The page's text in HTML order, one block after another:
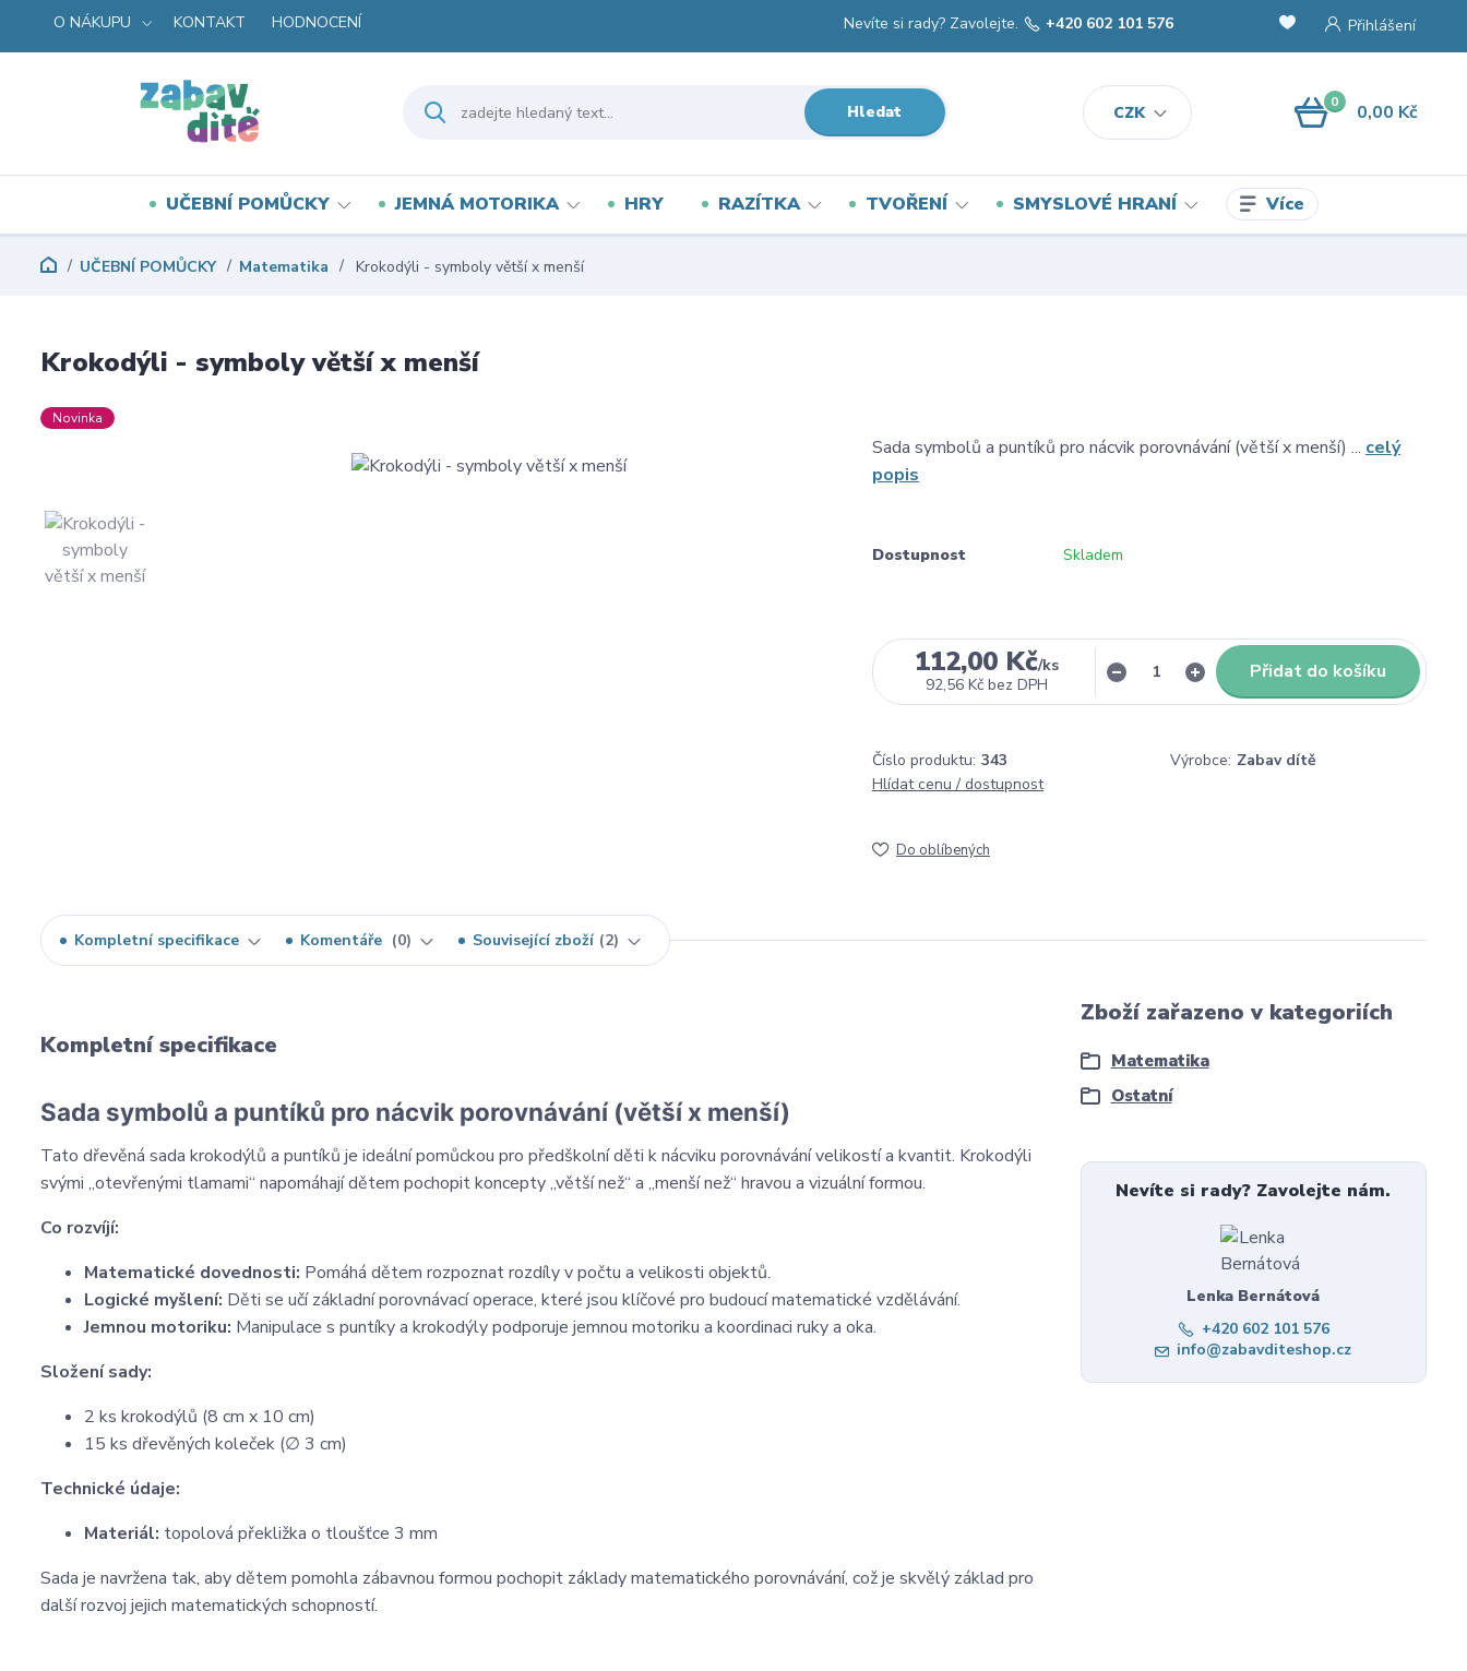
O NÁKUPU KONTAKT HODNOCENÍ
CZK
Přihlášení
Hledat
Nevíte si rady? Zavolejte. +420 602 101 576
0 0,00 Kč
UČEBNÍ POMŮCKY JEMNÁ MOTORIKA HRY RAZÍTKA TVOŘENÍ SMYSLOVÉ HRANÍ Více
UČEBNÍ POMŮCKY Matematika Krokodýli - symboly větší x menší
Krokodýli - symboly větší x menší
Novinka
Sada symbolů a puntíků pro nácvik porovnávání (větší x menší) ... celý
popis
Dostupnost Skladem
112,00 Kč/ks
92,56 Kč bez DPH
Přidat do košíku
Číslo produktu: 343 Výrobce: Zabav dítě
Hlídat cenu / dostupnost
Do oblíbených
Kompletní specifikace Komentáře 0 Související zboží 2
Kompletní specifikace
Sada symbolů a puntíků pro nácvik porovnávání (větší x menší)
Tato dřevěná sada krokodýlů a puntíků je ideální pomůckou pro předškolní děti k nácviku porovnávání velikostí a kvantit. Krokodýli
svými „otevřenými tlamami“ napomáhají dětem pochopit koncepty „větší než“ a „menší než“ hravou a vizuální formou.
Co rozvíjí:
Matematické dovednosti: Pomáhá dětem rozpoznat rozdíly v počtu a velikosti objektů.
Logické myšlení: Děti se učí základní porovnávací operace, které jsou klíčové pro budoucí matematické vzdělávání.
Jemnou motoriku: Manipulace s puntíky a krokodýly podporuje jemnou motoriku a koordinaci ruky a oka.
Složení sady:
2 ks krokodýlů (8 cm x 10 cm)
15 ks dřevěných koleček (∅ 3 cm)
Technické údaje:
Materiál: topolová překližka o tloušťce 3 mm
Sada je navržena tak, aby dětem pomohla zábavnou formou pochopit základy matematického porovnávání, což je skvělý základ pro
další rozvoj jejich matematických schopností.
Zboží zařazeno v kategoriích
Matematika
Ostatní
Nevíte si rady? Zavolejte nám.
Lenka Bernátová
+420 602 101 576
info@zabavditeshop.cz